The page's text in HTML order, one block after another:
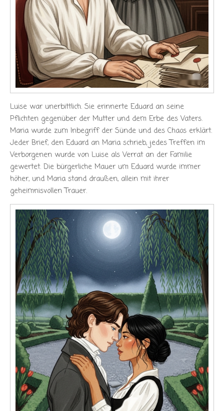
Luise war unerbittlich. Sie erinnerte Eduard an seine
Pflichten gegenüber der Mutter und dem Erbe des Vaters.
Maria wurde zum Inbegriff der Sünde und des Chaos erklärt.
Jeder Brief, den Eduard an Maria schrieb, jedes Treffen im
Verborgenen wurde von Luise als Verrat an der Familie
gewertet. Die bürgerliche Mauer um Eduard wurde immer
höher, und Maria stand draußen, allein mit ihrer
geheimnisvollen Trauer.